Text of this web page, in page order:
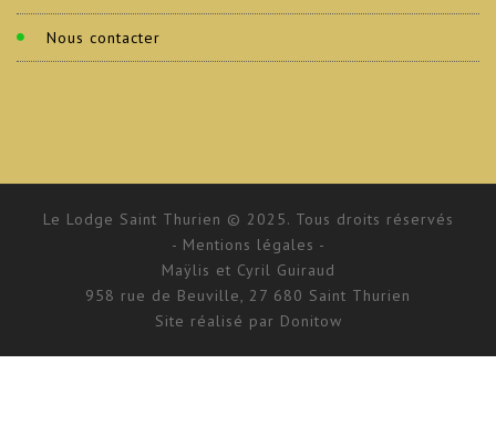
Nous contacter
Le Lodge Saint Thurien © 2025. Tous droits réservés
- Mentions légales -
Maÿlis et Cyril Guiraud
958 rue de Beuville, 27 680 Saint Thurien
Site réalisé par Donitow